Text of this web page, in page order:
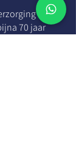
heeft
70 jaar